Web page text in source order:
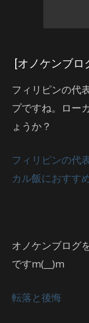
[オノケンブロ
フィリピンの代
プですね。ロー
ょうか？
フィリピンの代
カル飯におすす
オノケンブログ
ですm(__)m
転落と後悔